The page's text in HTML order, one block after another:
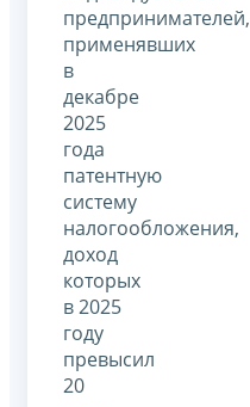
предпринимателей,
применявших
в
декабре
2025
года
патентную
систему
налогообложения,
доход
которых
в 2025
году
превысил
20